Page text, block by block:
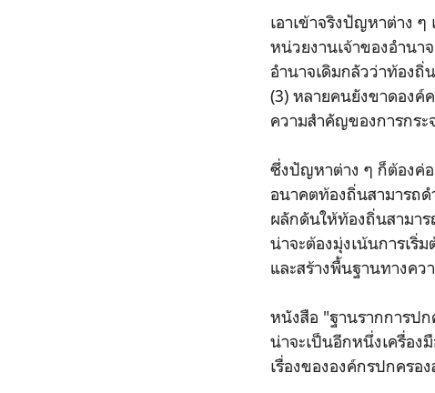
เอาเข้าจริงปัญหาต่าง
หน่วยงานเจ้าของอำนา
อำนาจเดิมกลัวว่าท้องถิ่
(3) หลายคนยังขาดองค์
ความสำคัญของการกร
ซึ่งปัญหาต่าง ๆ ก็ต้องค่
อนาคตท้องถิ่นสามารถด
ผลักดันให้ท้องถิ่นสามา
น่าจะต้องมุ่งเน้นการเริ่
และสร้างพื้นฐานทางค
หนังสือ "ฐานรากการป
น่าจะเป็นอีกหนึ่งเครื่อง
เรื่องขององค์กรปกครอ